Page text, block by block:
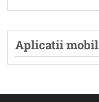
Aplicatii mobil